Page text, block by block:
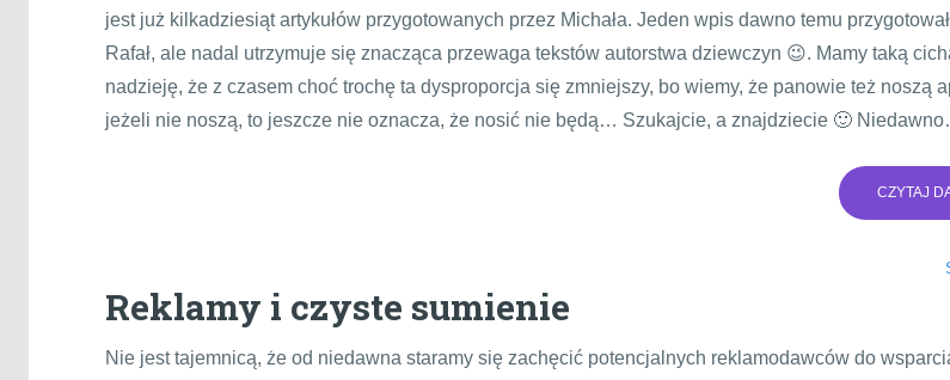
jest już kilkadziesiąt artykułów przygotowanych przez Michała. Jeden wpis dawno temu
Rafał, ale nadal utrzymuje się znacząca przewaga tekstów autorstwa dziewczyn 😉. Mamy taką
nadzieję, że z czasem choć trochę ta dysproporcja się zmniejszy, bo wiemy, że panowie też noszą
jeżeli nie noszą, to jeszcze nie oznacza, że nosić nie będą… Szukajcie, a znajdziecie 🙂
CZYTAJ
Reklamy i czyste sumienie
Nie jest tajemnicą, że od niedawna staramy się zachęcić potencjalnych reklamodawców do